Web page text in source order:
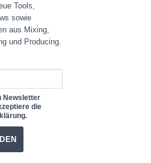
Tools,
sowie
aus Mixing,
und Producing.
Newsletter
die